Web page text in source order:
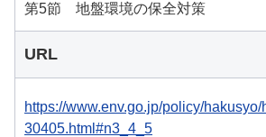
第5節 地盤環境の保全対策
URL
https://www.env.go.jp/policy/
30405.html#n3_4_5